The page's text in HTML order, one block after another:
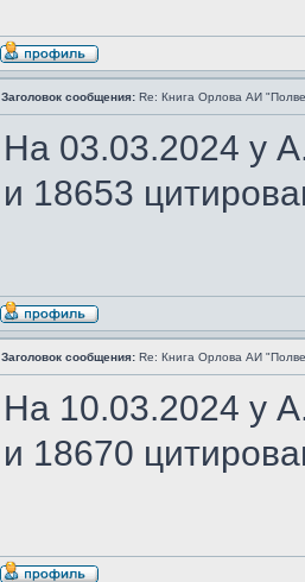
Заголовок сообщения: Re: Книга Орлова АИ
На 03.03.2024 у
и 18653
Заголовок сообщения: Re: Книга Орлова АИ
На 10.03.2024 у
и 18670